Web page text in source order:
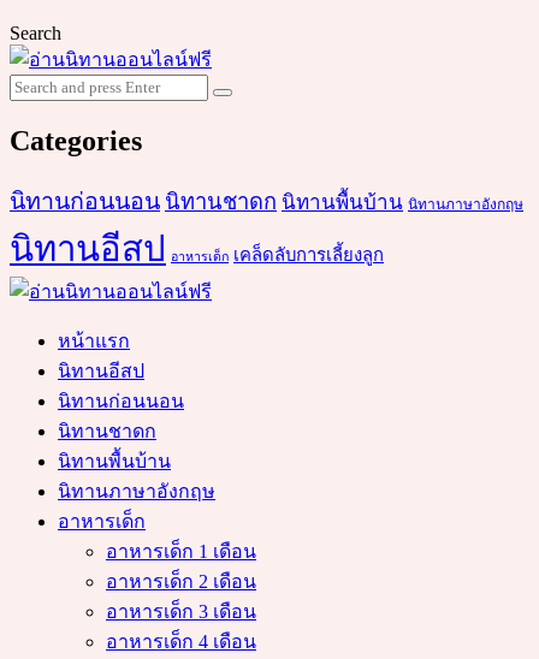
Search
Search
for:
Search
Categories
นิทานก่อนนอน นิทานชาดก นิทานพื้นบ้าน นิทานภาษาอังกฤษ
นิทานอีสป อาหารเด็ก เคล็ดลับการเลี้ยงลูก
หน้าแรก
นิทานอีสป
นิทานก่อนนอน
นิทานชาดก
นิทานพื้นบ้าน
นิทานภาษาอังกฤษ
อาหารเด็ก
อาหารเด็ก 1 เดือน
อาหารเด็ก 2 เดือน
อาหารเด็ก 3 เดือน
อาหารเด็ก 4 เดือน